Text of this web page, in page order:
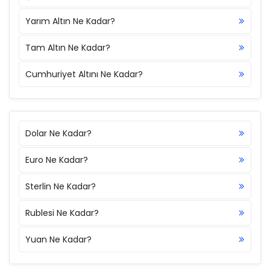
Yarım Altın Ne Kadar?
Tam Altın Ne Kadar?
Cumhuriyet Altını Ne Kadar?
Dolar Ne Kadar?
Euro Ne Kadar?
Sterlin Ne Kadar?
Rublesi Ne Kadar?
Yuan Ne Kadar?